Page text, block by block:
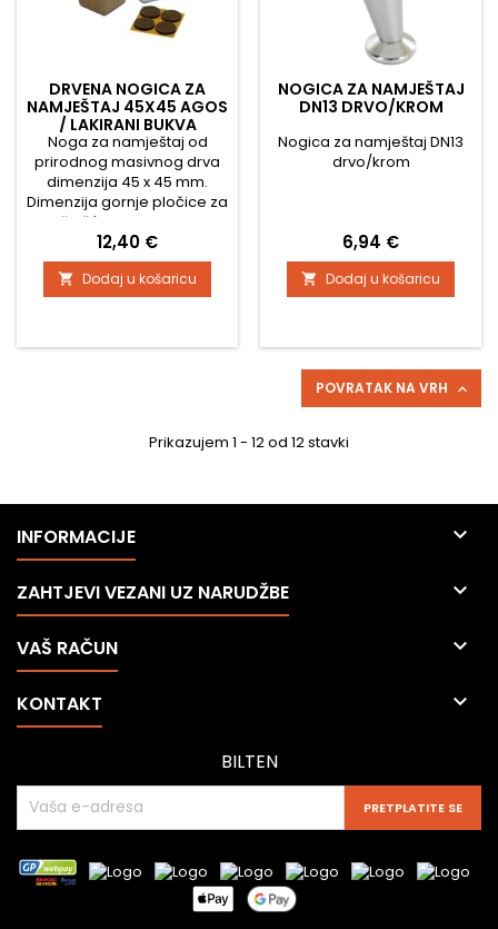
DRVENA NOGICA ZA
NAMJEŠTAJ 45X45 AGOS
/ LAKIRANI BUKVA
Noga za namještaj od
prirodnog masivnog drva
dimenzija 45 x 45 mm.
Dimenzija gornje pločice za
pričvršćivanje je 45 x 45
mm Noga ima površinsku
obradu - transparentni lak
Podešavanje visine za
neravnine je + 10 mm Sadrži
pod.
Cijena
12,40 €
 Dodaj u košaricu
NOGICA ZA NAMJEŠTAJ
DN13 DRVO/KROM
Nogica za namještaj DN13
drvo/krom
Cijena
6,94 €
 Dodaj u košaricu
POVRATAK NA VRH 
Prikazujem 1 - 12 od 12 stavki
INFORMACIJE 
ZAHTJEVI VEZANI UZ NARUDŽBE 
VAŠ RAČUN 
KONTAKT 
BILTEN